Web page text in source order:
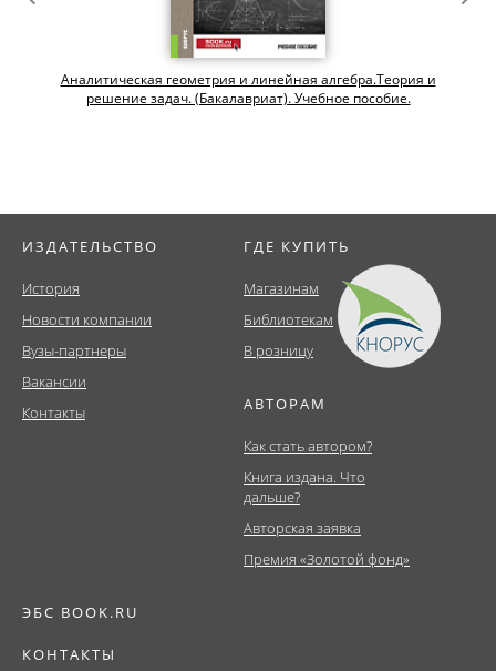
Аналитическая геометрия и линейная алгебра.Теория и
решение задач. (Бакалавриат). Учебное пособие.
ИЗДАТЕЛЬСТВО
История
Новости компании
Вузы-партнеры
Вакансии
Контакты
ГДЕ КУПИТЬ
Магазинам
Библиотекам
В розницу
АВТОРАМ
Как стать автором?
Книга издана. Что
дальше?
Авторская заявка
Премия «Золотой фонд»
ЭБС BOOK.RU
КОНТАКТЫ